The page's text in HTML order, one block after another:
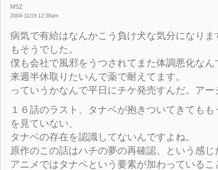
MSZ
2004-11/19 12:38am
病気で有給はなんかこう負け犬な気分になり
もそうでした。
僕も会社で風邪をうつされてまた体調悪化なん
来週半休取りたいんで薬で耐えてます。
っていうかなんで平日にチケ発売すんだ。ア
１６話のラスト、タナベが抱きついてきても
を見ていない、
タナベの存在を認識してないんですよね。
原作のこの話はハチの夢の再確認、という感
アニメではタナベという要素が加わっている